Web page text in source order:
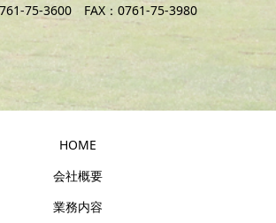
75-3600 FAX：0761-75-3980
HOME
会社概要
業務内容